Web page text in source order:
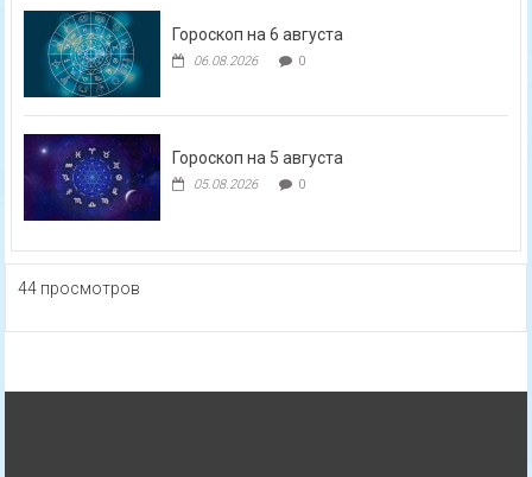
Гороскоп на 6 августа
06.08.2026 0
Гороскоп на 5 августа
05.08.2026 0
44 просмотров